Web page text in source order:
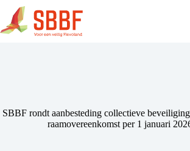
naar
de
inhoud
SBBF rondt aanbesteding collectieve
raamovereenkomst per 1 januari